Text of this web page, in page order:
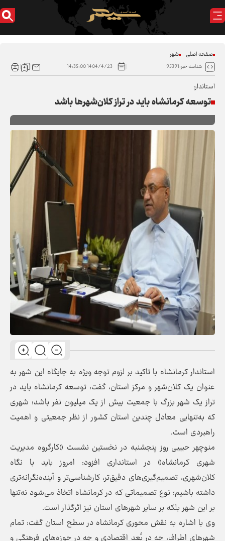
صفحه اصلی شهر
شناسه خبر:95391 1404/4/23 14:35:00
استاندار:
توسعه کرمانشاه باید در تراز کلان‌شهرها باشد
استاندار کرمانشاه با تاکید بر لزوم توجه ویژه به جایگاه این شهر به
عنوان یک کلان‌شهر و مرکز استان، گفت: توسعه کرمانشاه باید در
تراز یک شهر بزرگ با جمعیت بیش از یک میلیون نفر باشد؛ شهری
که به‌تنهایی معادل چندین استان کشور از نظر جمعیتی و اهمیت
راهبردی است.
منوچهر حبیبی روز پنجشنبه در نخستین نشست «کارگروه مدیریت
شهری کرمانشاه» در استانداری افزود: امروز باید با نگاه
کلان‌شهری، تصمیم‌گیری‌های دقیق‌تر، کارشناسی‌تر و آینده‌نگرانه‌تری
داشته باشیم؛ نوع تصمیماتی که در کرمانشاه اتخاذ می‌شود نه‌تنها
بر این شهر بلکه بر سایر شهرهای استان نیز اثرگذار است.
وی با اشاره به نقش محوری کرمانشاه در سطح استان گفت: تمام